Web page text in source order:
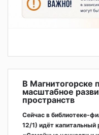
В Магнитогорске
масштабное
пространств
Сейчас в библиотеке-
12/1) идёт